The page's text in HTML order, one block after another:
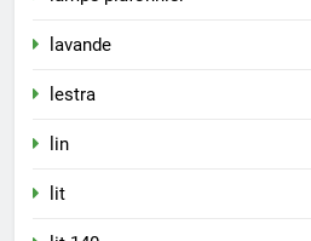
lavande
lestra
lin
lit